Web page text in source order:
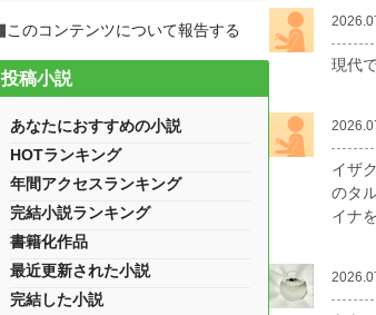
現代
イザ
のタ
イナ
このコンテンツについて報告する
投稿小説
あなたにおすすめの小説
HOTランキング
年間アクセスランキング
完結小説ランキング
書籍化作品
最近更新された小説
完結した小説